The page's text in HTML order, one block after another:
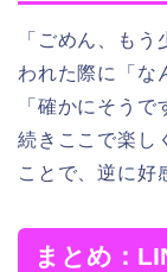
「ごめん、も
われた際に「な
「確かにそう
続きここで楽し
ことで、逆に好
まとめ：